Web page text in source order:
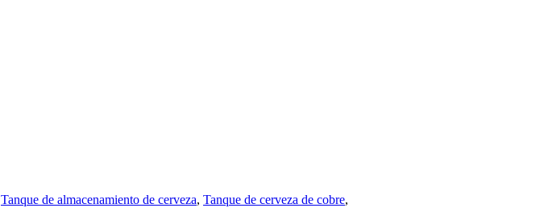
Tanque de almacenamiento de cerveza, Tanque de cerveza de cobre,